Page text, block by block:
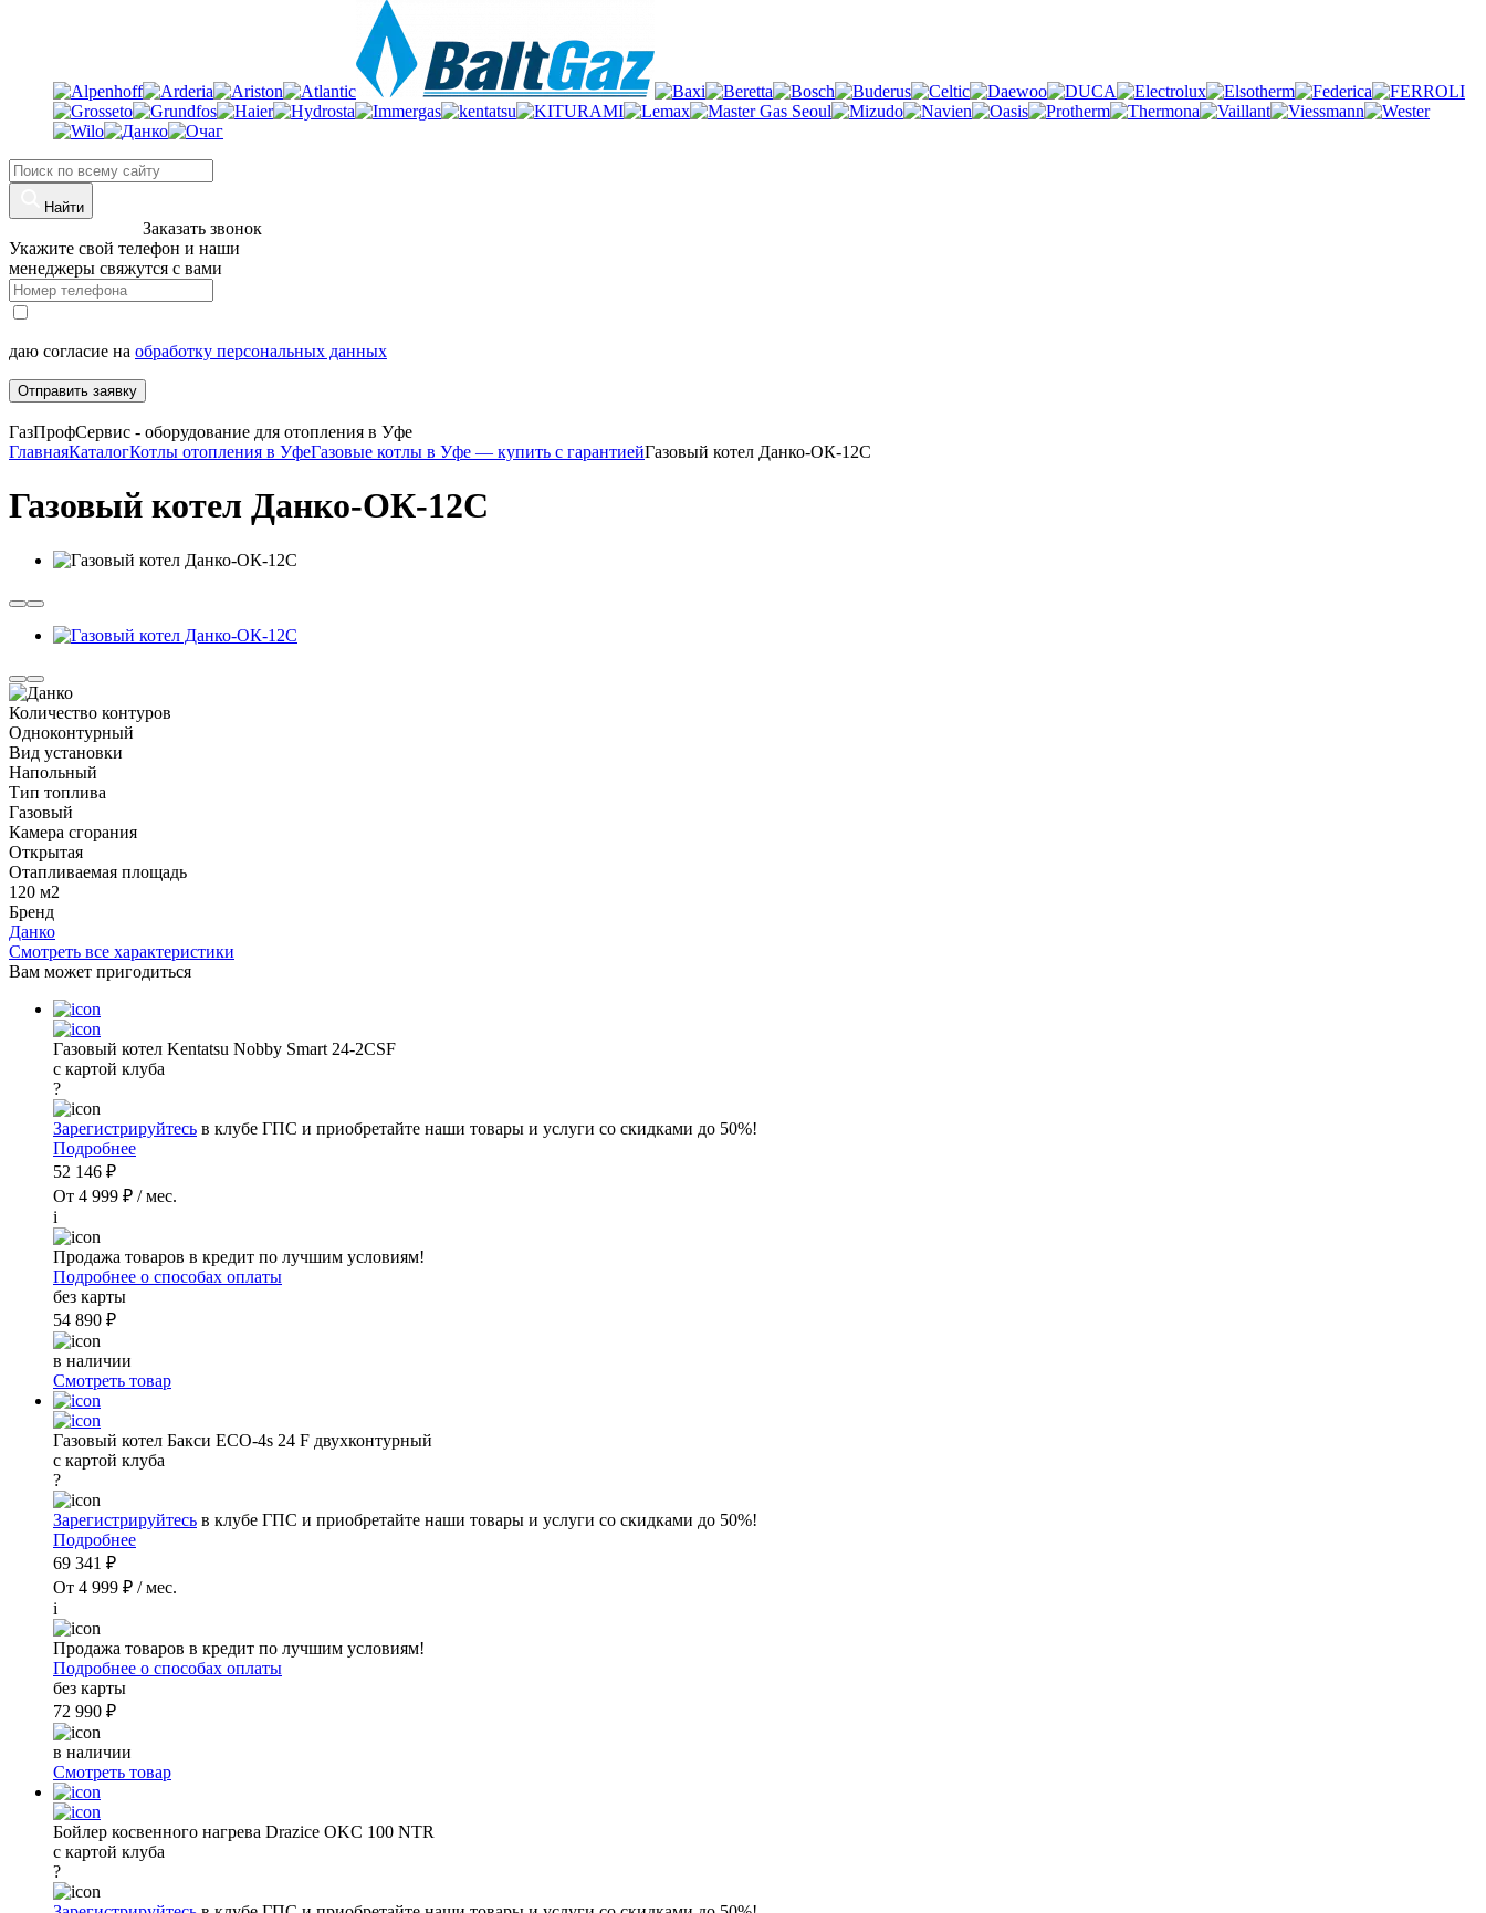
Найти
Заказать звонок
Укажите свой телефон и наши
менеджеры свяжутся с вами
даю согласие на обработку персональных данных
Отправить заявку
ГазПрофСервис - оборудование для отопления в Уфе
ГлавнаяКаталогКотлы отопления в УфеГазовые котлы в Уфе — купить с гарантиейГазовый котел Данко-ОК-12С
Газовый котел Данко-ОК-12С
Количество контуров
Одноконтурный
Вид установки
Напольный
Тип топлива
Газовый
Камера сгорания
Открытая
Отапливаемая площадь
120 м2
Бренд
Данко
Смотреть все характеристики
Вам может пригодиться
Газовый котел Kentatsu Nobby Smart 24-2CSF
с картой клуба
?
Зарегистрируйтесь в клубе ГПС и приобретайте наши товары и услуги со скидками до 50%!
Подробнее
52 146 ₽
От 4 999 ₽ / мес.
i
Продажа товаров в кредит по лучшим условиям!
Подробнее о способах оплаты
без карты
54 890 ₽
в наличии
Смотреть товар
Газовый котел Бакси ECO-4s 24 F двухконтурный
с картой клуба
?
Зарегистрируйтесь в клубе ГПС и приобретайте наши товары и услуги со скидками до 50%!
Подробнее
69 341 ₽
От 4 999 ₽ / мес.
i
Продажа товаров в кредит по лучшим условиям!
Подробнее о способах оплаты
без карты
72 990 ₽
в наличии
Смотреть товар
Бойлер косвенного нагрева Drazice OKC 100 NTR
с картой клуба
?